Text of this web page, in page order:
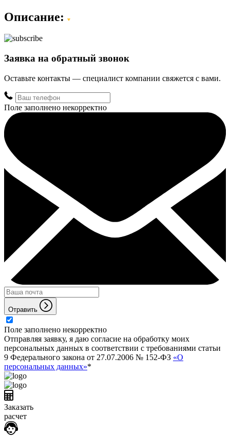
Описание:
Заявка на обратный звонок
Оставьте контакты — специалист компании свяжется с вами.
Поле заполнено некорректно
Отравить
Поле заполнено некорректно
Отправляя заявку, я даю согласие на обработку моих
персональных данных в соответствии с требованиями статьи
9 Федерального закона от 27.07.2006 № 152-ФЗ «О
персональных данных»*
Заказать
расчет